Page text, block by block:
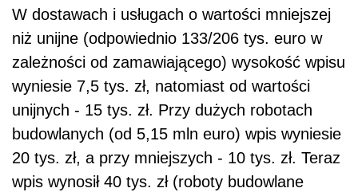
W dostawach i usługach o wartości mniejszej
niż unijne (odpowiednio 133/206 tys. euro w
zależności od zamawiającego) wysokość wpisu
wyniesie 7,5 tys. zł, natomiast od wartości
unijnych - 15 tys. zł. Przy dużych robotach
budowlanych (od 5,15 mln euro) wpis wyniesie
20 tys. zł, a przy mniejszych - 10 tys. zł. Teraz
wpis wynosił 40 tys. zł (roboty budowlane